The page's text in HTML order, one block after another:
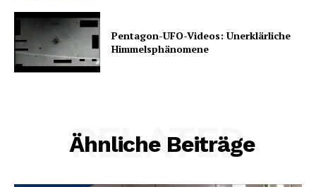
Pentagon-UFO-Videos: Unerklärliche
Himmelsphänomene
Ähnliche Beiträge
RELATED